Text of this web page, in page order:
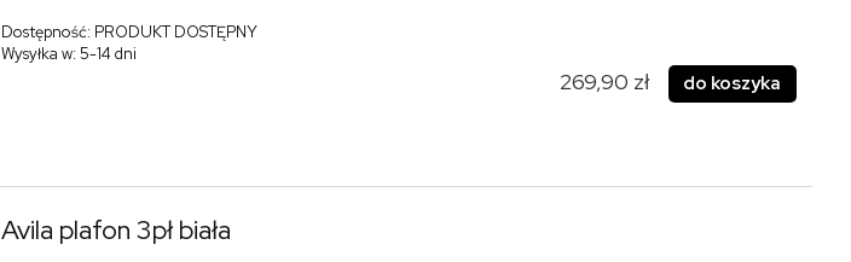
Dostępność: PRODUKT DOSTĘPNY
Wysyłka w:5-14 dni
269,90 zł do koszyka
Avila plafon 3pł biała